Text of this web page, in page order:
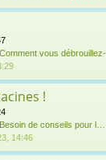
vous
!
de conseils pour l…
14:46